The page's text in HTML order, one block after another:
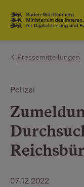
Zum Inhalt
Link zur Startseite
Pressemitteilungen
Polizei
07.12.2022